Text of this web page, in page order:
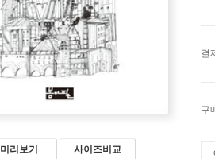
미리보기 사이즈비교
결
구